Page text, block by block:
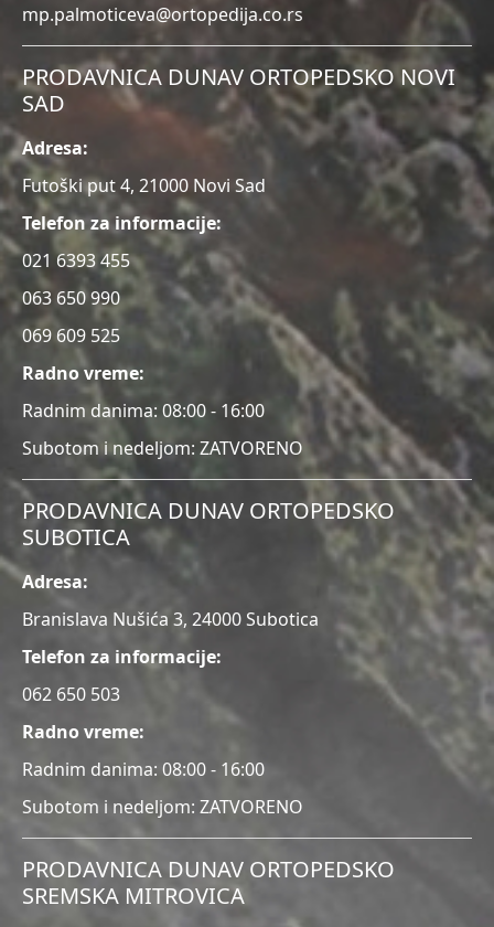
mp.palmoticeva@ortopedija.co.rs
PRODAVNICA DUNAV ORTOPEDSKO NOVI
SAD
Adresa:
Futoški put 4, 21000 Novi Sad
Telefon za informacije:
021 6393 455
063 650 990
069 609 525
Radno vreme:
Radnim danima: 08:00 - 16:00
Subotom i nedeljom: ZATVORENO
PRODAVNICA DUNAV ORTOPEDSKO
SUBOTICA
Adresa:
Branislava Nušića 3, 24000 Subotica
Telefon za informacije:
062 650 503
Radno vreme:
Radnim danima: 08:00 - 16:00
Subotom i nedeljom: ZATVORENO
PRODAVNICA DUNAV ORTOPEDSKO
SREMSKA MITROVICA